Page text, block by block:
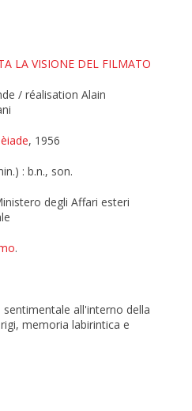
LA VISIONE DEL FILMATO
/ réalisation Alain
, 1956
: b.n., son.
degli Affari esteri
.
sentimentale all'interno della
memoria labirintica e